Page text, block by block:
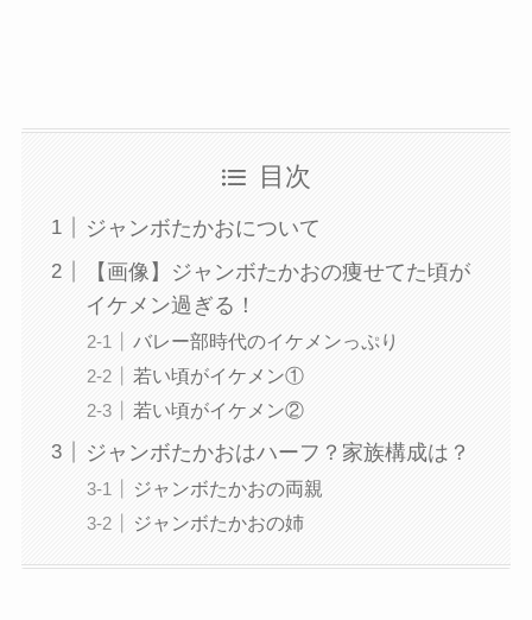
目次
ジャンボたかおについて
【画像】ジャンボたかおの痩せてた頃が
イケメン過ぎる！
バレー部時代のイケメンっぷり
若い頃がイケメン①
若い頃がイケメン②
ジャンボたかおはハーフ？家族構成は？
ジャンボたかおの両親
ジャンボたかおの姉